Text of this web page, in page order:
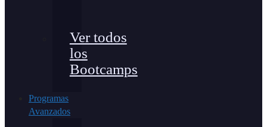
Ver todos
los
Bootcamps
Programas
Avanzados